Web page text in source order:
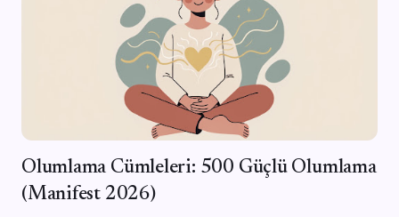
Olumlama Cümleleri: 500 Güçlü Olumlama
(Manifest 2026)